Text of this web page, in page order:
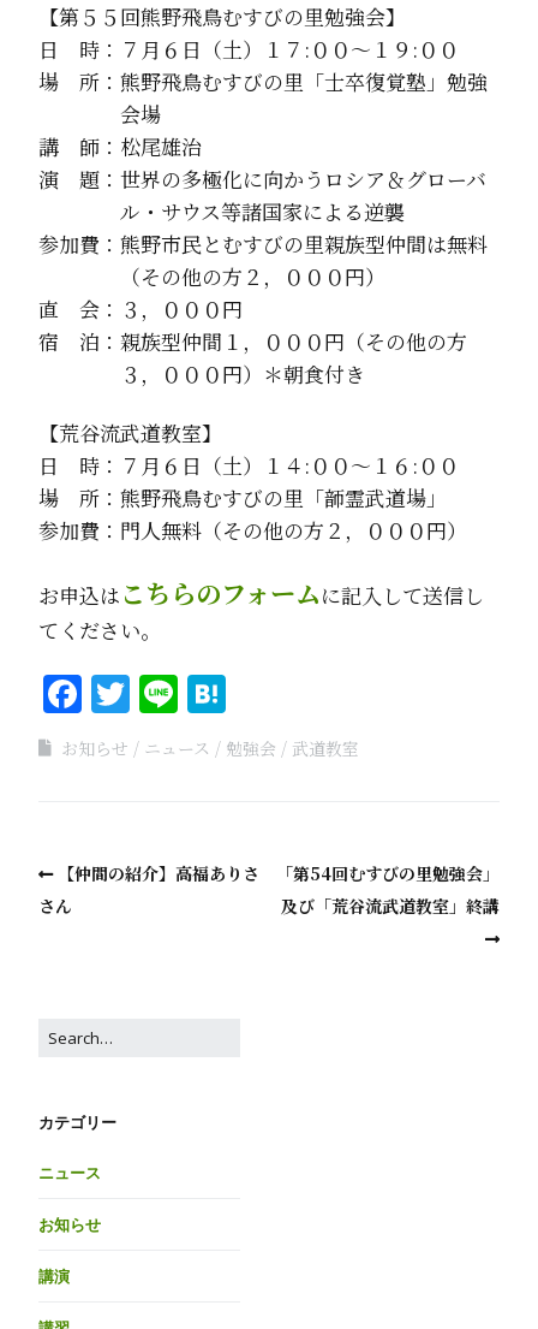
【第５５回熊野飛鳥むすびの里勉強会】
日 時：７月６日（土）１７:００～１９:００
場 所：熊野飛鳥むすびの里「士卒復覚塾」勉強
会場
講 師：松尾雄治
演 題：世界の多極化に向かうロシア＆グローバ
ル・サウス等諸国家による逆襲
参加費：熊野市民とむすびの里親族型仲間は無料
（その他の方２，０００円）
直 会：３，０００円
宿 泊：親族型仲間１，０００円（その他の方
３，０００円）＊朝食付き
【荒谷流武道教室】
日 時：７月６日（土）１４:００～１６:００
場 所：熊野飛鳥むすびの里「韴霊武道場」
参加費：門人無料（その他の方２，０００円）
お申込は こちらのフォームに記入して送信し
てください。
Facebook
Twitter
Line
お知らせ ニュース 勉強会 武道教室
【仲間の紹介】高福ありさ
さん
「第54回むすびの里勉強会」
及び「荒谷流武道教室」終講
カテゴリー
ニュース
お知らせ
講演